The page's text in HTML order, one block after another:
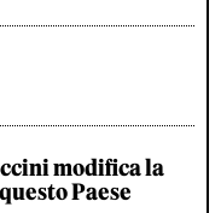
modifica la
Paese